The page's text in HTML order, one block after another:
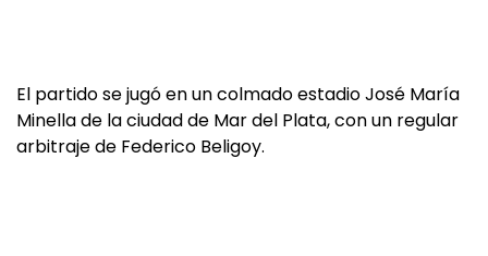
El partido se jugó en un colmado estadio José María
Minella de la ciudad de Mar del Plata, con un regular
arbitraje de Federico Beligoy.